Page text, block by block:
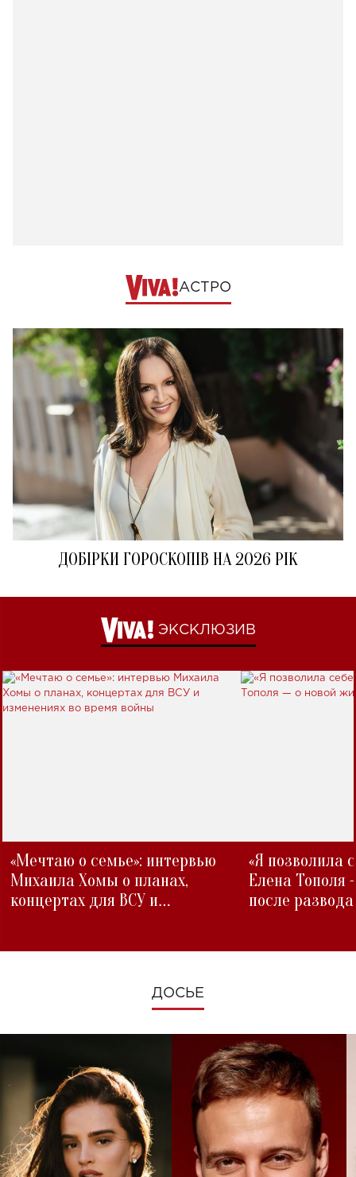
АСТРО
ДОБІРКИ ГОРОСКОПІВ НА 2026 РІК
ЭКСКЛЮЗИВ
«Мечтаю о семье»: интервью
Михаила Хомы о планах,
концертах для ВСУ и
«Я позволила
Елена Тополя
после развода
ДОСЬЕ